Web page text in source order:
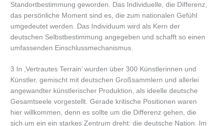
Standortbestimmung geworden. Das Individuelle, die Differenz,
das persönliche Moment sind es, die zum nationalen Gefühl
umgedeutet werden. Das Individuum wird als Kern der
deutschen Selbstbestimmung angegeben und schafft so einen
umfassenden Einschlussmechanismus.
3 In ‚Vertrautes Terrain’ wurden über 300 Künstlerinnen und
Künstler, gemischt mit deutschen Großsammlern und allerlei
angewandter künstlerischer Produktion, als ideelle deutsche
Gesamtseele vorgestellt. Gerade kritische Positionen waren
hier willkommen, denn es sollte um die Differenz gehen, die
sich um ein ein starkes Zentrum dreht: die deutsche Nation. Im